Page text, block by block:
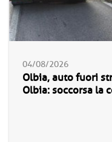
04/08/2026
Olbia, auto fuori
Olbia: soccorsa la